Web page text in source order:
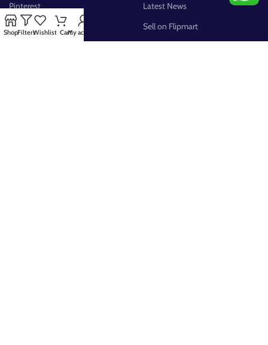
Pinterest
FB Group
Latest News
Sell on Flipmart
ShopFiltersWishlist CartMy account